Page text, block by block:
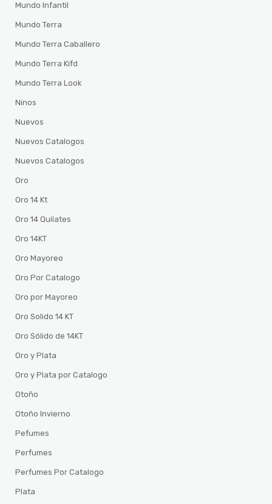
Mundo Infantil
Mundo Terra
Mundo Terra Caballero
Mundo Terra Kifd
Mundo Terra Look
Ninos
Nuevos
Nuevos Catalogos
Nuevos Catalogos
Oro
Oro 14 Kt
Oro 14 Quilates
Oro 14KT
Oro Mayoreo
Oro Por Catalogo
Oro por Mayoreo
Oro Solido 14 KT
Oro Sólido de 14KT
Oro y Plata
Oro y Plata por Catalogo
Otoño
Otoño Invierno
Pefumes
Perfumes
Perfumes Por Catalogo
Plata